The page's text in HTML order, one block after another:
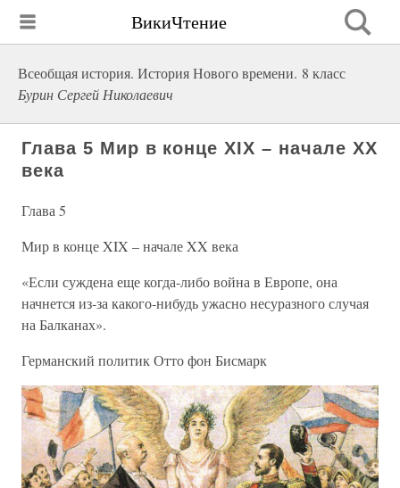
ВикиЧтение
Всеобщая история. История Нового времени. 8 класс
Бурин Сергей Николаевич
Глава 5 Мир в конце XIX – начале XX
века
Глава 5
Мир в конце XIX – начале XX века
«Если суждена еще когда-либо война в Европе, она
начнется из-за какого-нибудь ужасно несуразного случая
на Балканах».
Германский политик Отто фон Бисмарк